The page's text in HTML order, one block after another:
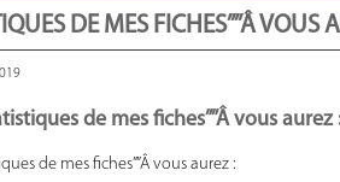
DE MES FICHES””Â VOUS
de mes fiches””Â vous aurez
de mes fiches””Â vous aurez :